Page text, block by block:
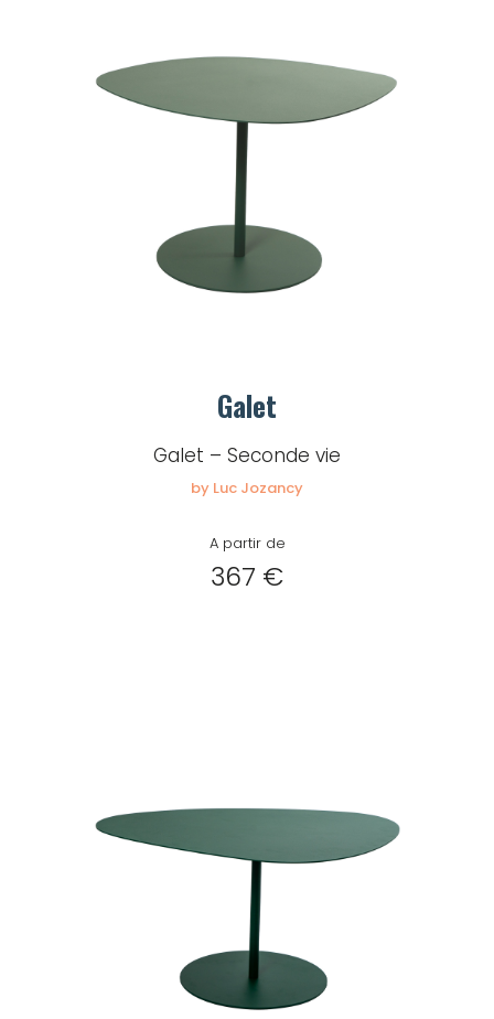
Galet
Galet – Seconde vie
by Luc Jozancy
A partir de
367 €